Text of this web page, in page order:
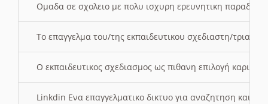
Ομαδα σε σχολειο με πολυ ισχυρη ερευνητικη
Το επαγγελμα του/της εκπαιδευτικου σχεδιαστη/τριας
Ο εκπαιδευτικος σχεδιασμος ως πιθανη επιλογή
Linkdin Ενα επαγγελματικο δικτυο για αναζητηση και